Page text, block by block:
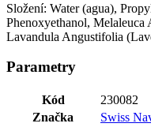
Složení: Water (agua),
Phenoxyethanol,
Lavandula Angustifolia
Parametry
Kód
230082
Značka
Swiss